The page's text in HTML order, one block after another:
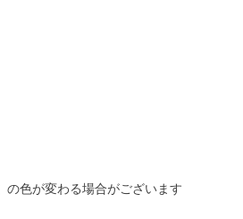
の色が変わる場合がございます